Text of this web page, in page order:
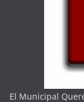
El Municipal